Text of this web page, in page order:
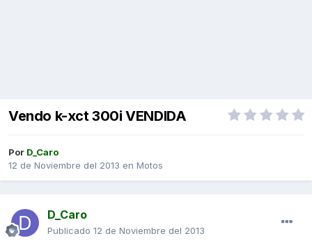
Vendo k-xct 300i VENDIDA
Por D_Caro
12 de Noviembre del 2013 en Motos
D_Caro
Publicado 12 de Noviembre del 2013